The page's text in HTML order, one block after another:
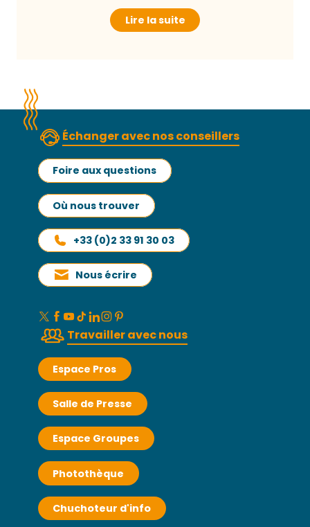
Lire la suite
Échanger avec nos conseillers
Foire aux questions
Où nous trouver
+33 (0)2 33 91 30 03
Nous écrire
Travailler avec nous
Espace Pros
Salle de Presse
Espace Groupes
Photothèque
Chuchoteur d'info